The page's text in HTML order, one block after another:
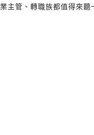
業主管、轉職族都值得來聽